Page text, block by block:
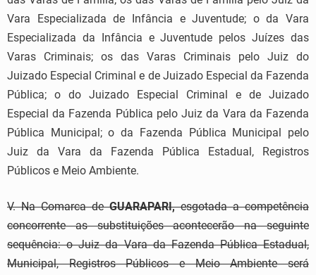
Vara Especializada de Infância e Juventude; o da Vara
Especializada da Infância e Juventude pelos Juízes das
Varas Criminais; os das Varas Criminais pelo Juiz do
Juizado Especial Criminal e de Juizado Especial da Fazenda
Pública; o do Juizado Especial Criminal e de Juizado
Especial da Fazenda Pública pelo Juiz da Vara da Fazenda
Pública Municipal; o da Fazenda Pública Municipal pelo
Juiz da Vara da Fazenda Pública Estadual, Registros
Públicos e Meio Ambiente.
V. Na Comarca deGUARAPARI,esgotada a competência
concorrente as substituições acontecerão na seguinte
sequência: o Juiz da Vara da Fazenda Pública Estadual,
Municipal, Registros Públicos e Meio Ambiente será